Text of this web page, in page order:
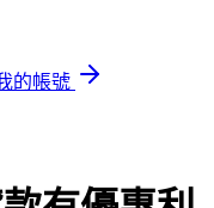
的帳號